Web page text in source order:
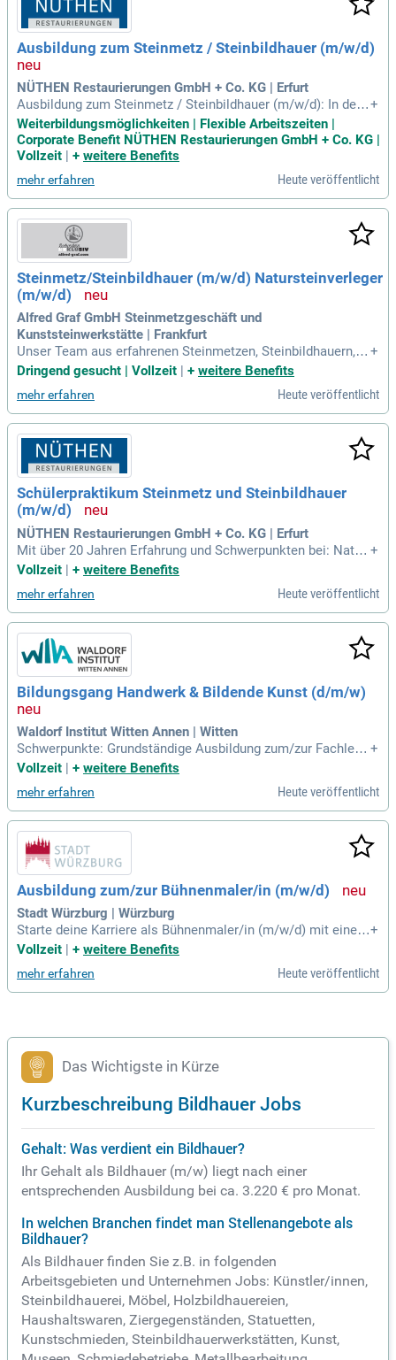
Ausbildung zum Steinmetz / Steinbildhauer (m/w/d)
NÜTHEN Restaurierungen GmbH + Co. KG | Erfurt
Ausbildung zum Steinmetz / Steinbildhauer (m/w/d): In der
Denkmalpflege. Praxisbezogene Ausbildung in unseren Stei
nmetz- und Restaurierungswerkstätten in Erfurt. Theoretisc
he Ausbildung in einer altbekannten Steinmetzschule.
+
Weiterbildungsmöglichkeiten | Flexible Arbeitszeiten |
Corporate Benefit NÜTHEN Restaurierungen GmbH + Co. KG |
Vollzeit | + weitere Benefits
mehr erfahren Heute veröffentlicht
Steinmetz/Steinbildhauer (m/w/d) Natursteinverleger
(m/w/d)
Alfred Graf GmbH Steinmetzgeschäft und
Kunststeinwerkstätte | Frankfurt
Unser Team aus erfahrenen Steinmetzen, Steinbildhauern, T
echnikern und Restauratoren realisiert anspruchsvolle Proje
ung von Außenanlagen – regional und überregional.
+
Dringend gesucht | Vollzeit
+ weitere Benefits
mehr erfahren Heute veröffentlicht
Schülerpraktikum Steinmetz und Steinbildhauer
(m/w/d)
NÜTHEN Restaurierungen GmbH + Co. KG | Erfurt
Mit über 20 Jahren Erfahrung und Schwerpunkten bei: Natur
steinarbeiten und Steinrestaurierung; Bildhauerarbeiten und
uckarbeiten; Malerei und Farbgestaltung. ist NÜTHEN Resta
urierungen das führende
+
Vollzeit | + weitere Benefits
mehr erfahren Heute veröffentlicht
Bildungsgang Handwerk & Bildende Kunst (d/m/w)
Waldorf Institut Witten Annen | Witten
Schwerpunkte: Grundständige Ausbildung zum/zur Fachlehr
er*in HBK: Ausgewählte Grundlagenkurse zur Waldorfpädag
n Fachzeiten mit dem Schwerpunkt in allen drei Kernbereich
en (Malen, Holzwerken, Bildhauerei
+
Vollzeit | + weitere Benefits
mehr erfahren Heute veröffentlicht
Ausbildung zum/zur Bühnenmaler/in (m/w/d)
Stadt Würzburg | Würzburg
Starte deine Karriere als Bühnenmaler/in (m/w/d) mit einer
spannenden Ausbildung! Voraussetzungen sind ein qualifizi
n Zeichnen und Malen. Während der dreijährigen Ausbildung,
die am 1. September beginnt, erwirbst du sowohl theoretisc
aben umfassen das Vorbereiten, Bearbeiten und Gestalten v
on Oberflächen sowie die Erstellung von Bühnenprospekten.
Nach der Ausbildung bieten sich dir in Würzburg interessant
ade deine Arbeitsproben direkt hoch!
+
Vollzeit
+ weitere Benefits
mehr erfahren Heute veröffentlicht
Das Wichtigste in Kürze
Kurzbeschreibung Bildhauer Jobs
Gehalt: Was verdient ein Bildhauer?
Ihr Gehalt als Bildhauer (m/w) liegt nach einer
entsprechenden Ausbildung bei ca. 3.220 € pro Monat.
In welchen Branchen findet man Stellenangebote als
Bildhauer?
Als Bildhauer finden Sie z.B. in folgenden
Arbeitsgebieten und Unternehmen Jobs: Künstler/innen,
Steinbildhauerei, Möbel, Holzbildhauereien,
Haushaltswaren, Ziergegenständen, Statuetten,
Kunstschmieden, Steinbildhauerwerkstätten, Kunst,